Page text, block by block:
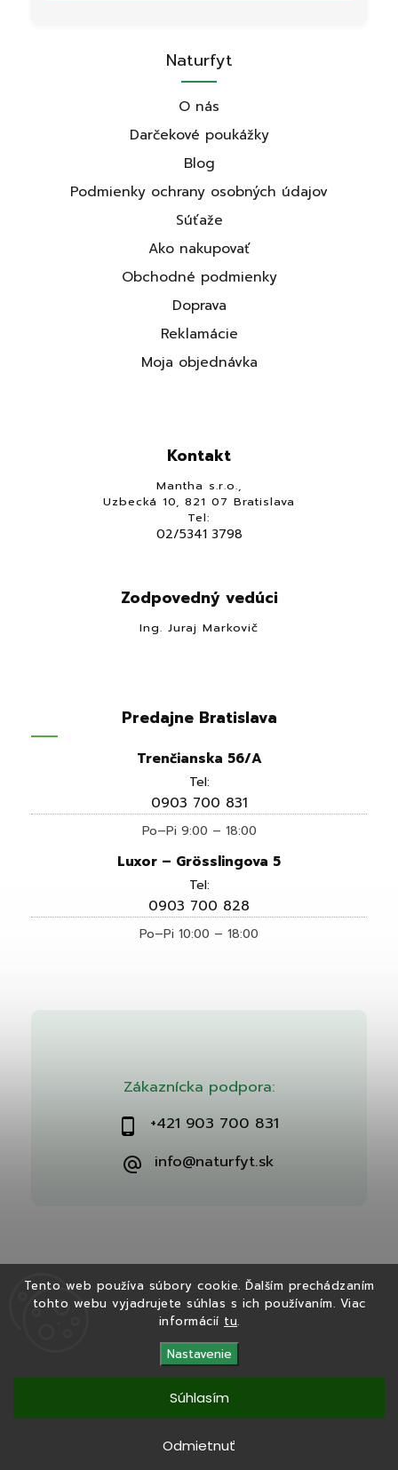
Tento web používa súbory cookie. Ďalším prechádzaním
tohto webu vyjadrujete súhlas s ich používaním. Viac
informácií tu.
Nastavenie
Odmietnuť
Súhlasím
Zákaznícka podpora:
+421 903 700 831
info@naturfyt.sk
Naturfyt
O nás
Darčekové poukážky
Blog
Podmienky ochrany osobných údajov
Súťaže
Ako nakupovať
Obchodné podmienky
Doprava
Reklamácie
Moja objednávka
Kontakt
Mantha s.r.o.,
Uzbecká 10, 821 07 Bratislava
Tel:
02/5341 3798
Zodpovedný vedúci
Ing. Juraj Markovič
Predajne Bratislava
Trenčianska 56/A
Tel:
0903 700 831
Po–Pi 9:00 – 18:00
Luxor – Grösslingova 5
Tel:
0903 700 828
Po–Pi 10:00 – 18:00
Copyright 2026Naturfyt.sk. Všetky práva vyhradené.
| Design